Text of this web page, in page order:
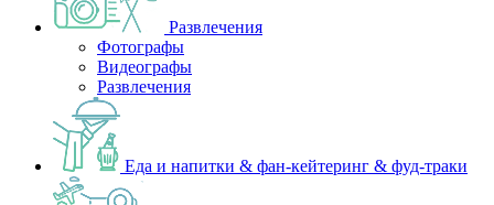
Развлечения
Фотографы
Видеографы
Развлечения
Еда и напитки & фан-кейтеринг & фуд-траки